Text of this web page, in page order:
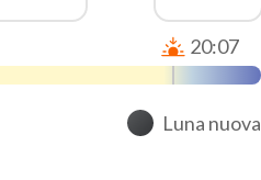
20:07
Luna nuova